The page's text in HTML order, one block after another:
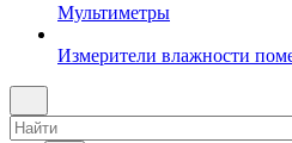
Мультиметры
Измерители влажности